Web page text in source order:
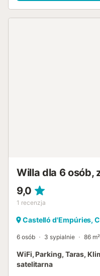
Willa dla 6 osób,
9,0
1 recenzja
Castelló d'Empúries,
6 osób 3 sypialnie 86 m²
WiFi, Parking, Taras,
satelitarna